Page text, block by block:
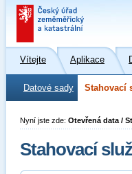
Vítejte Aplikace
Datové sady Stahovací
Nyní jste zde: Otevřená data /
Stahovací